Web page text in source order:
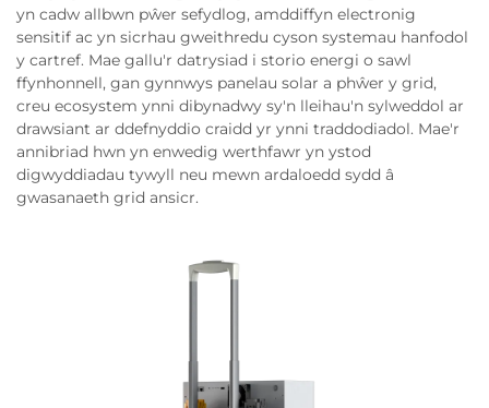
yn cadw allbwn pŵer sefydlog, amddiffyn electronig
sensitif ac yn sicrhau gweithredu cyson systemau hanfodol
y cartref. Mae gallu'r datrysiad i storio energi o sawl
ffynhonnell, gan gynnwys panelau solar a phŵer y grid,
creu ecosystem ynni dibynadwy sy'n lleihau'n sylweddol ar
drawsiant ar ddefnyddio craidd yr ynni traddodiadol. Mae'r
annibriad hwn yn enwedig werthfawr yn ystod
digwyddiadau tywyll neu mewn ardaloedd sydd â
gwasanaeth grid ansicr.